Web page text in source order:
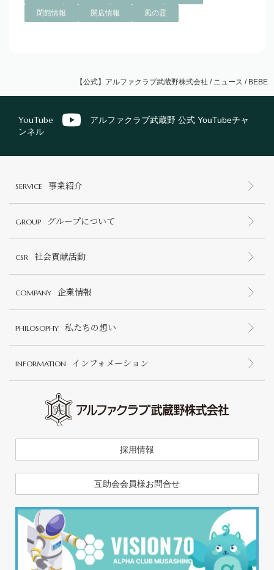
閉館情報 開店情報 風の霊
【公式】アルファクラブ武蔵野株式会社 / ニュース / BEBE
YouTube
アルファクラブ武蔵野 公式 YouTubeチャ
ンネル
SERVICE 事業紹介
GROUP グループについて
CSR 社会貢献活動
COMPANY 企業情報
PHILOSOPHY 私たちの想い
INFORMATION インフォメーション
採用情報
互助会会員様お問合せ